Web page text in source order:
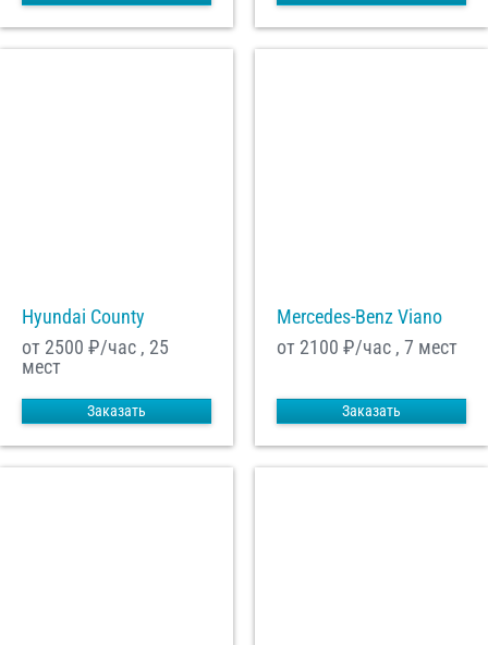
Hyundai County
от 2500 ₽/час , 25
мест
Заказать
Mercedes-Benz Viano
от 2100 ₽/час , 7 мест
Заказать